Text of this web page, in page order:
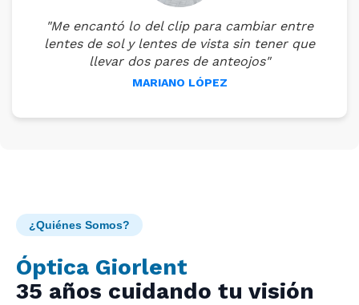
"Me encantó lo del clip para cambiar entre
lentes de sol y lentes de vista sin tener que
llevar dos pares de anteojos"
MARIANO LÓPEZ
¿Quiénes Somos?
Óptica Giorlent
35 años cuidando tu visión